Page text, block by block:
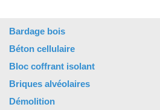
Bardage bois
Béton cellulaire
Bloc coffrant isolant
Briques alvéolaires
Démolition